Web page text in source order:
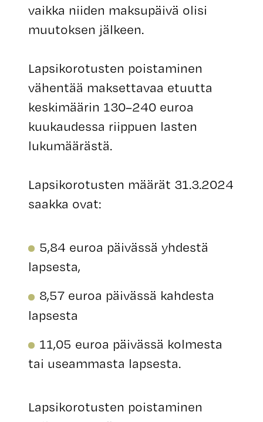
vaikka niiden maksupäivä olisi
muutoksen jälkeen.
Lapsikorotusten poistaminen
vähentää maksettavaa etuutta
keskimäärin 130–240 euroa
kuukaudessa riippuen lasten
lukumäärästä.
Lapsikorotusten määrät 31.3.2024
saakka ovat:
5,84 euroa päivässä yhdestä
lapsesta,
8,57 euroa päivässä kahdesta
lapsesta
11,05 euroa päivässä kolmesta
tai useammasta lapsesta.
Lapsikorotusten poistaminen